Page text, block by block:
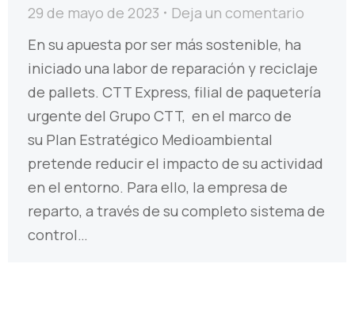
29 de mayo de 2023
Deja un comentario
En su apuesta por ser más sostenible, ha
iniciado una labor de reparación y reciclaje
de pallets. CTT Express, filial de paquetería
urgente del Grupo CTT, en el marco de
su Plan Estratégico Medioambiental
pretende reducir el impacto de su actividad
en el entorno. Para ello, la empresa de
reparto, a través de su completo sistema de
control…